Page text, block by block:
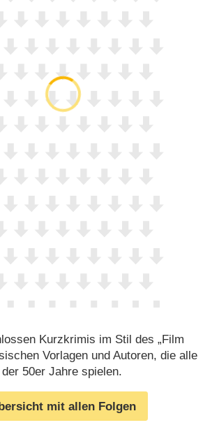
Kurzkrimis im Stil des „Film
Vorlagen und Autoren, die alle
50er Jahre spielen.
mit allen Folgen